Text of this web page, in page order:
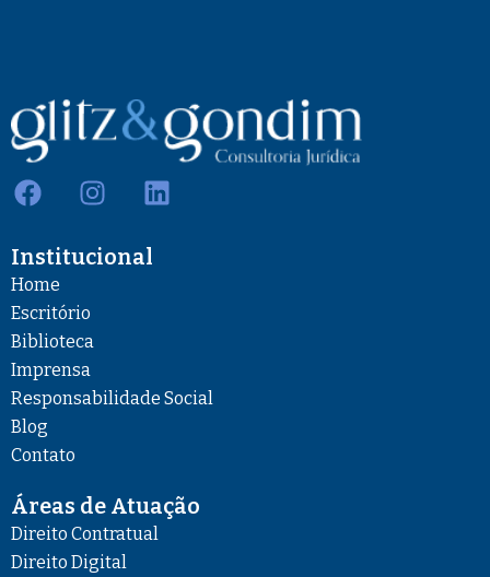
F
a
e
b
o
o
k
I
n
t
r
a
m
L
i
Institucional
Home
Escritório
Biblioteca
Imprensa
Responsabilidade Social
Blog
Contato
Áreas de Atuação
Direito Contratual
Direito Digital